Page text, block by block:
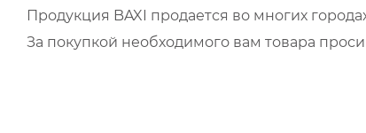
Продукция BAXI продается во многих
За покупкой необходимого вам товара